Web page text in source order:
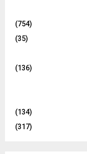
(754)
(35)
(136)
(134)
(317)